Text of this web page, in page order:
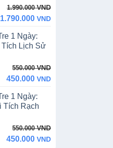
1.990.000VND
1.790.000 VND
1 Ngày:
Tích Lịch Sử
550.000VND
450.000 VND
1 Ngày:
Tích Rạch
550.000VND
450.000 VND